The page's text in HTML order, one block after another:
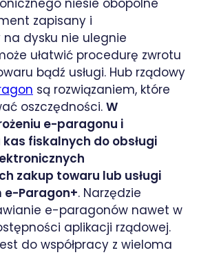
niesie obopólne
zapisany i
dysku nie ulegnie
ułatwić procedurę zwrotu
bądź usługi. Hub rządowy
są rozwiązaniem, które
oszczędności. W
e-paragonu i
fiskalnych do obsługi
zakup towaru lub usługi
e-Paragon+. Narzędzie
e-paragonów nawet w
aplikacji rządowej.
do współpracy z wieloma